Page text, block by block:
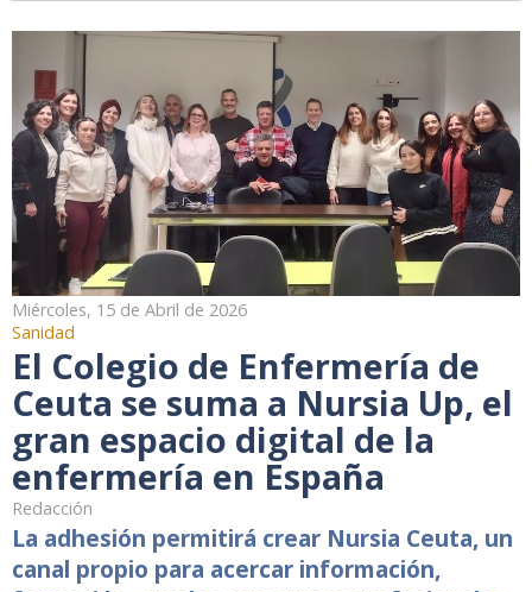
Miércoles, 15 de Abril de 2026
Sanidad
El Colegio de Enfermería de
Ceuta se suma a Nursia Up, el
gran espacio digital de la
enfermería en España
Redacción
La adhesión permitirá crear Nursia Ceuta, un
canal propio para acercar información,